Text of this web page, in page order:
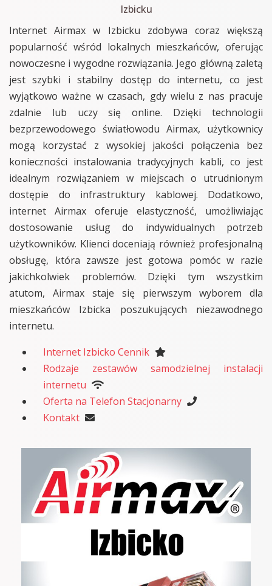
Izbicku
Internet Airmax w Izbicku zdobywa coraz większą
popularność wśród lokalnych mieszkańców, oferując
nowoczesne i wygodne rozwiązania. Jego główną zaletą
jest szybki i stabilny dostęp do internetu, co jest
wyjątkowo ważne w czasach, gdy wielu z nas pracuje
zdalnie lub uczy się online. Dzięki technologii
bezprzewodowego światłowodu Airmax, użytkownicy
mogą korzystać z wysokiej jakości połączenia bez
konieczności instalowania tradycyjnych kabli, co jest
idealnym rozwiązaniem w miejscach o utrudnionym
dostępie do infrastruktury kablowej. Dodatkowo,
internet Airmax oferuje elastyczność, umożliwiając
dostosowanie usług do indywidualnych potrzeb
użytkowników. Klienci doceniają również profesjonalną
obsługę, która zawsze jest gotowa pomóc w razie
jakichkolwiek problemów. Dzięki tym wszystkim
atutom, Airmax staje się pierwszym wyborem dla
mieszkańców Izbicka poszukujących niezawodnego
internetu.
Internet Izbicko Cennik
Rodzaje zestawów samodzielnej instalacji
internetu
Oferta na Telefon Stacjonarny
Kontakt